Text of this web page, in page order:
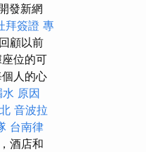
發新網
拜簽證 專
顧以前
位的可
人的心
水 原因
音波拉
台南律
酒店和